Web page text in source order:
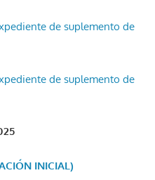
de suplemento de
de suplemento de
INICIAL)